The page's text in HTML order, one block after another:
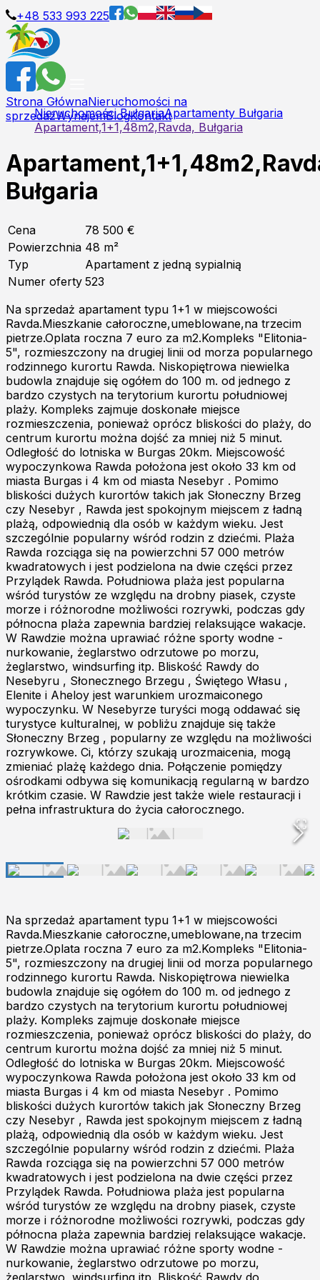
+48 533 993 225
Strona GłównaNieruchomości na
sprzedażWynajemBlogKontakt
Nieruchomości BułgariaApartamenty Bułgaria
Apartament,1+1,48m2,Ravda, Bułgaria
Bułgaria
Cena
78 500 €
Powierzchnia 48 m²
Typ
Apartament z jedną sypialnią
Numer oferty 523
Na sprzedaż apartament typu 1+1 w miejscowości
Ravda.Mieszkanie całoroczne,umeblowane,na trzecim
pietrze.Oplata roczna 7 euro za m2.Kompleks "Elitonia-
5", rozmieszczony na drugiej linii od morza popularnego
rodzinnego kurortu Rawda. Niskopiętrowa niewielka
budowla znajduje się ogółem do 100 m. od jednego z
bardzo czystych na terytorium kurortu południowej
plaży. Kompleks zajmuje doskonałe miejsce
rozmieszczenia, ponieważ oprócz bliskości do plaży, do
centrum kurortu można dojść za mniej niż 5 minut.
Odległość do lotniska w Burgas 20km. Miejscowość
wypoczynkowa Rawda położona jest około 33 km od
miasta Burgas i 4 km od miasta Nesebyr . Pomimo
bliskości dużych kurortów takich jak Słoneczny Brzeg
czy Nesebyr , Rawda jest spokojnym miejscem z ładną
plażą, odpowiednią dla osób w każdym wieku. Jest
szczególnie popularny wśród rodzin z dziećmi. Plaża
Rawda rozciąga się na powierzchni 57 000 metrów
kwadratowych i jest podzielona na dwie części przez
Przylądek Rawda. Południowa plaża jest popularna
wśród turystów ze względu na drobny piasek, czyste
morze i różnorodne możliwości rozrywki, podczas gdy
północna plaża zapewnia bardziej relaksujące wakacje.
W Rawdzie można uprawiać różne sporty wodne -
nurkowanie, żeglarstwo odrzutowe po morzu,
żeglarstwo, windsurfing itp. Bliskość Rawdy do
Nesebyru , Słonecznego Brzegu , Świętego Własu ,
Elenite i Aheloy jest warunkiem urozmaiconego
wypoczynku. W Nesebyrze turyści mogą oddawać się
turystyce kulturalnej, w pobliżu znajduje się także
Słoneczny Brzeg , popularny ze względu na możliwości
rozrywkowe. Ci, którzy szukają urozmaicenia, mogą
zmieniać plażę każdego dnia. Połączenie pomiędzy
ośrodkami odbywa się komunikacją regularną w bardzo
krótkim czasie. W Rawdzie jest także wiele restauracji i
pełna infrastruktura do życia całorocznego.
Na sprzedaż apartament typu 1+1 w miejscowości
Ravda.Mieszkanie całoroczne,umeblowane,na trzecim
pietrze.Oplata roczna 7 euro za m2.Kompleks "Elitonia-
5", rozmieszczony na drugiej linii od morza popularnego
rodzinnego kurortu Rawda. Niskopiętrowa niewielka
budowla znajduje się ogółem do 100 m. od jednego z
bardzo czystych na terytorium kurortu południowej
plaży. Kompleks zajmuje doskonałe miejsce
rozmieszczenia, ponieważ oprócz bliskości do plaży, do
centrum kurortu można dojść za mniej niż 5 minut.
Odległość do lotniska w Burgas 20km. Miejscowość
wypoczynkowa Rawda położona jest około 33 km od
miasta Burgas i 4 km od miasta Nesebyr . Pomimo
bliskości dużych kurortów takich jak Słoneczny Brzeg
czy Nesebyr , Rawda jest spokojnym miejscem z ładną
plażą, odpowiednią dla osób w każdym wieku. Jest
szczególnie popularny wśród rodzin z dziećmi. Plaża
Rawda rozciąga się na powierzchni 57 000 metrów
kwadratowych i jest podzielona na dwie części przez
Przylądek Rawda. Południowa plaża jest popularna
wśród turystów ze względu na drobny piasek, czyste
morze i różnorodne możliwości rozrywki, podczas gdy
północna plaża zapewnia bardziej relaksujące wakacje.
W Rawdzie można uprawiać różne sporty wodne -
nurkowanie, żeglarstwo odrzutowe po morzu,
żeglarstwo, windsurfing itp. Bliskość Rawdy do